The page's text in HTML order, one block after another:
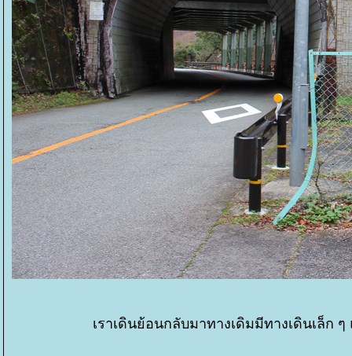
เราเดินย้อนกลับมาทางเดิมมีทางเดินเล็ก